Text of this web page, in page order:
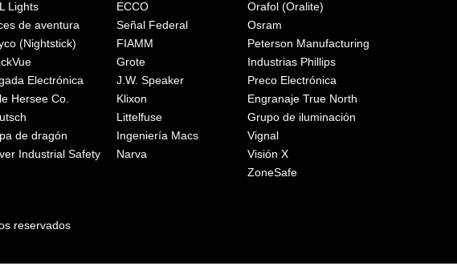
Lights
de aventura
(Nightstick)
Electrónica
Hersee Co.
de dragón
Industrial Safety
ECCO
Señal Federal
FIAMM
Grote
J.W. Speaker
Klixon
Littelfuse
Ingeniería Macs
Narva
Orafol (Oralite)
Osram
Peterson Manufacturing
Industrias Phillips
Preco Electrónica
Engranaje True North
Grupo de iluminación
Vignal
Visión X
ZoneSafe
reservados